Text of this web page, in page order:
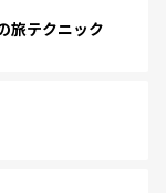
旅テクニック